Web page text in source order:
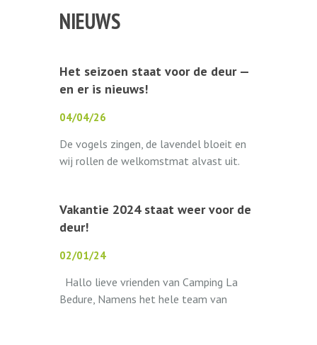
NIEUWS
Het seizoen staat voor de deur —
en er is nieuws!
04/04/26
De vogels zingen, de lavendel bloeit en
wij rollen de welkomstmat alvast uit.
Vakantie 2024 staat weer voor de
deur!
02/01/24
Hallo lieve vrienden van Camping La
Bedure, Namens het hele team van